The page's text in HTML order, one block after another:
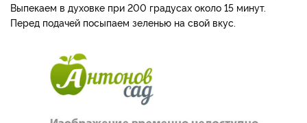
Выпекаем в духовке при 200 градусах около 15 минут.
Перед подачей посыпаем зеленью на свой вкус.